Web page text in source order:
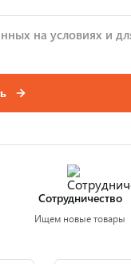
на условиях и
Сотрудничество
Ищем новые товары